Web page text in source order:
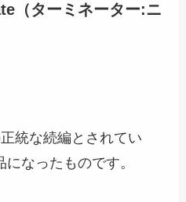
（ターミネーター:ニ
統な続編とされてい
なったものです。